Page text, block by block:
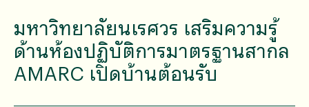
มหาวิทยาลัยนเรศวร เสริมความรู้
ด้านห้องปฏิบัติการมาตรฐานสากล
AMARC เปิดบ้านต้อนรับ